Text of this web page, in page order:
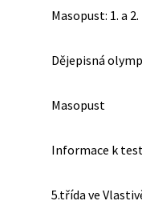
Masopust: 1. a
Dějepisná
Masopust
Informace k
5.třída ve